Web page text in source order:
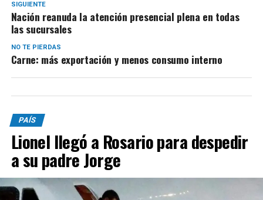
SIGUIENTE
Nación reanuda la atención presencial plena en todas
las sucursales
NO TE PIERDAS
Carne: más exportación y menos consumo interno
PAÍS
Lionel llegó a Rosario para despedir
a su padre Jorge